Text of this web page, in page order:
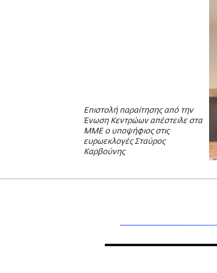
Επιστολή παραίτησης από την
Ένωση Κεντρώων απέστειλε στα
ΜΜΕ ο υποψήφιος στις
ευρωεκλογές Σταύρος
Καρβούνης